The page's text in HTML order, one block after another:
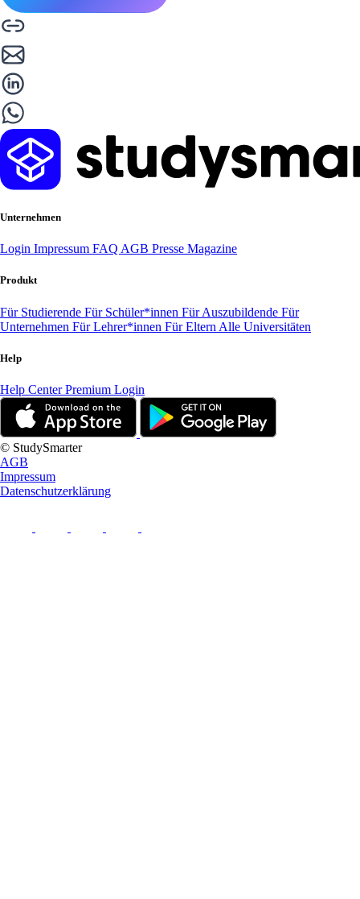
Unternehmen
Login Impressum FAQ AGB Presse Magazine
Produkt
Für Studierende Für Schüler*innen Für Auszubildende Für
Unternehmen Für Lehrer*innen Für Eltern Alle Universitäten
Help
Help CenterPremium Login
© StudySmarter
AGB
Impressum
Datenschutzerklärung